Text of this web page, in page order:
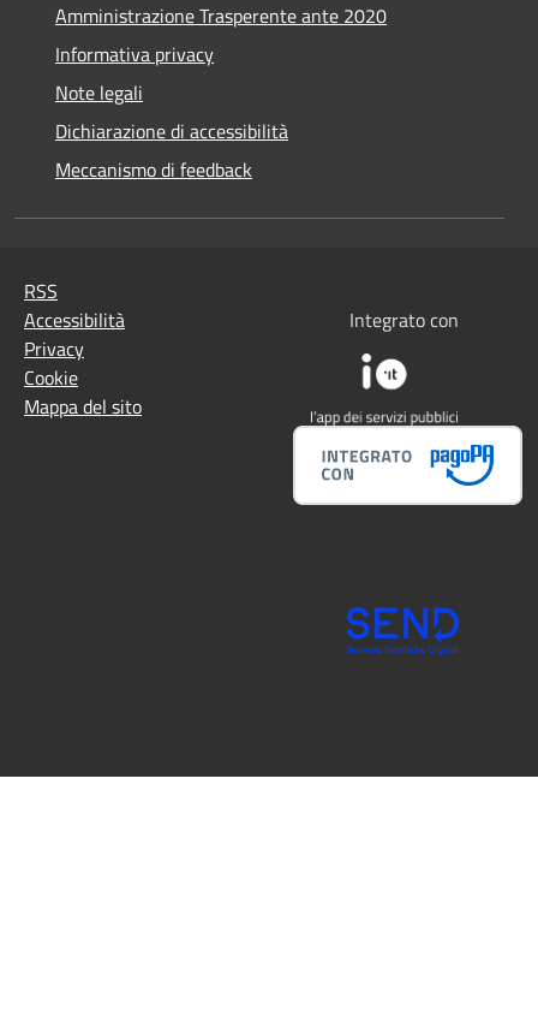
Amministrazione Trasperente ante 2020
Informativa privacy
Note legali
Dichiarazione di accessibilità
Meccanismo di feedback
RSS
Accessibilità
Privacy
Cookie
Mappa del sito
Integrato con